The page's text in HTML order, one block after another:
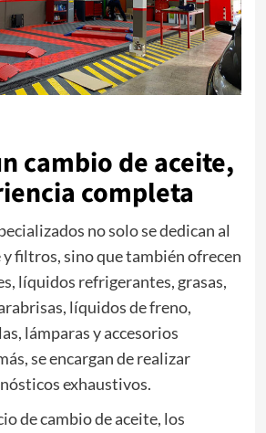
cambio de aceite,
completa
no solo se dedican al
y filtros, sino que también ofrecen
líquidos refrigerantes, grasas,
líquidos de freno,
lámparas y accesorios
se encargan de realizar
exhaustivos.
de cambio de aceite, los